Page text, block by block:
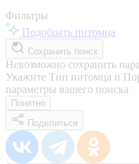
Фильтры
Подобрать питомца
Сохранить поиск
Невозможно сохранить
Укажите Тип питомца и
параметры вашего поиска
Понятно
Поделиться